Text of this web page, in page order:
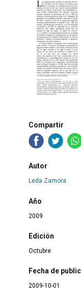
Compartir
Autor
Leda Zamora
Año
2009
Edición
Octubre
Fecha de
2009-10-01